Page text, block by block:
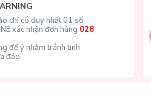
chỉ có duy nhất 01 số
xác nhận đơn hàng 028
để ý nhằm tránh tình
đảo.